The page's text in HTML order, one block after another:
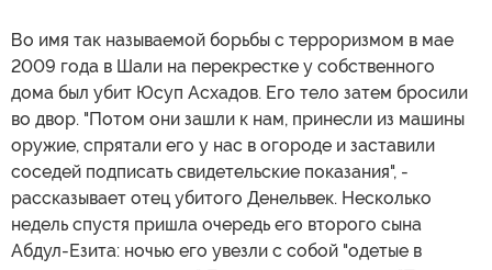
Во имя так называемой борьбы с терроризмом в мае
2009 года в Шали на перекрестке у собственного
дома был убит Юсуп Асхадов. Его тело затем бросили
во двор. "Потом они зашли к нам, принесли из машины
оружие, спрятали его у нас в огороде и заставили
соседей подписать свидетельские показания", -
рассказывает отец убитого Денельвек. Несколько
недель спустя пришла очередь его второго сына
Абдул-Езита: ночью его увезли с собой "одетые в